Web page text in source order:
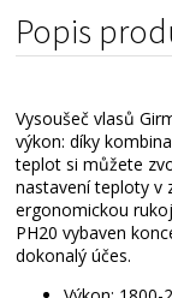
Popis
Vysoušeč vlasů
výkon: díky
teplot si můžete
nastavení teploty v
ergonomickou
PH20 vybaven
dokonalý účes.